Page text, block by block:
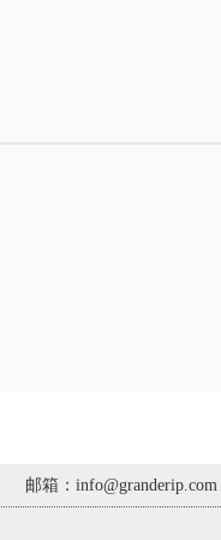
邮箱：info@granderip.com